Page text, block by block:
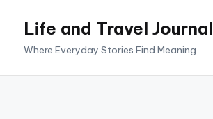
Life and Travel Journal
Where Everyday Stories Find Meaning